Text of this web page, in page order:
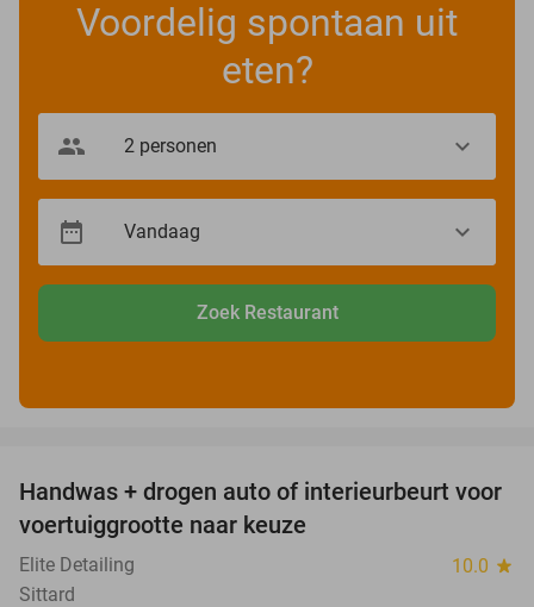
Voordelig spontaan uit
eten?
Zoek Restaurant
53%
Handwas + drogen auto of interieurbeurt voor
voertuiggrootte naar keuze
Elite Detailing 10.0 star
Sittard